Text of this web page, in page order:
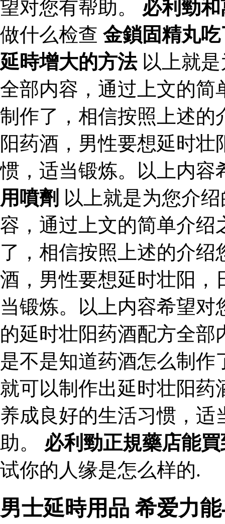
望对您有帮助。 必利勁
做什么检查 金鎖固精丸
延時增大的方法以上就是
全部内容，通过上文的简
制作了，相信按照上述的
阳药酒，男性要想延时
惯，适当锻炼。以上内
用噴劑 以上就是为您介
容，通过上文的简单介绍
了，相信按照上述的介
酒，男性要想延时壮阳，
当锻炼。以上内容希望
的延时壮阳药酒配方全
是不是知道药酒怎么制
就可以制作出延时壮阳药
养成良好的生活习惯，
助。 必利勁正規藥店能
试你的人缘是怎么样的.
男士延時用品 希爱力